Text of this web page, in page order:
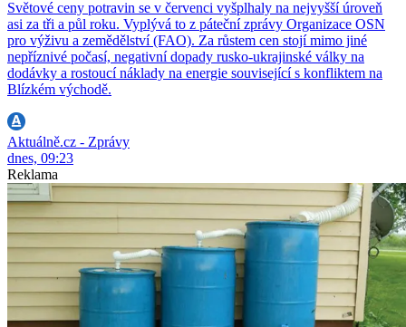
Světové ceny potravin se v červenci vyšplhaly na nejvyšší úroveň
asi za tři a půl roku. Vyplývá to z páteční zprávy Organizace OSN
pro výživu a zemědělství (FAO). Za růstem cen stojí mimo jiné
nepříznivé počasí, negativní dopady rusko-ukrajinské války na
dodávky a rostoucí náklady na energie související s konfliktem na
Blízkém východě.
Aktuálně.cz - Zprávy
dnes, 09:23
Reklama